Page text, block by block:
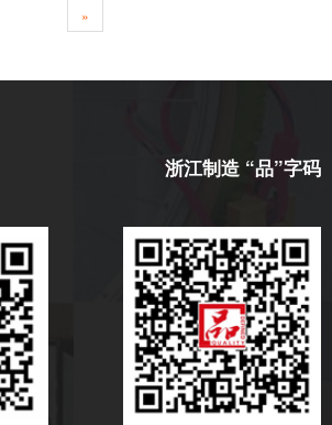
»
浙江制造 “品”字码